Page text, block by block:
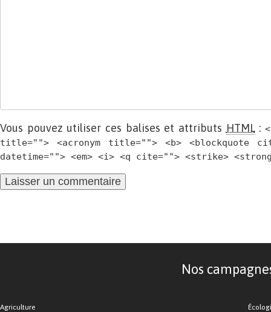
Vous pouvez utiliser ces balises et attributs HTML:
title=""> <acronym title=""> <b> <blockquote
datetime=""> <em> <i> <q cite=""> <strike>
Nos
Agriculture